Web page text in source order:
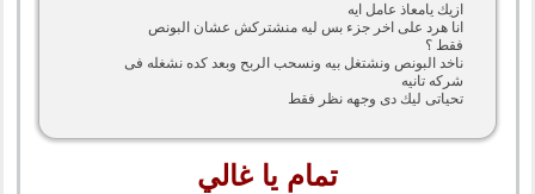
ازيك يامعاذ عامل ايه
انا هرد على اخر جزء بس ليه منشتركش عشان البونص
فقط ؟
ناخد البونص ونشتغل بيه ونسحب الربح وبعد كده نشغله فى
شركه تانيه
تحياتى ليك دى وجهه نظر فقط
تمام يا غالي